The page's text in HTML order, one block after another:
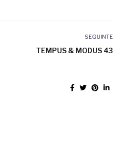
SEGUINTE
TEMPUS & MODUS 43